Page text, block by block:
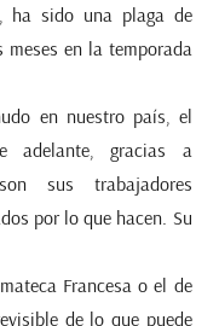
ha sido una plaga de
en la temporada
en nuestro país, el
adelante, gracias a
sus trabajadores
por lo que hacen. Su
Francesa o el de
de lo que puede